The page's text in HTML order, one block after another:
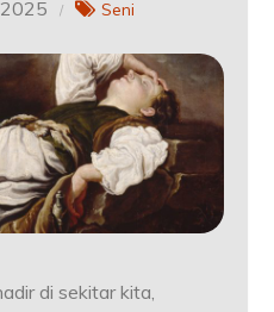
Seni
di sekitar kita,